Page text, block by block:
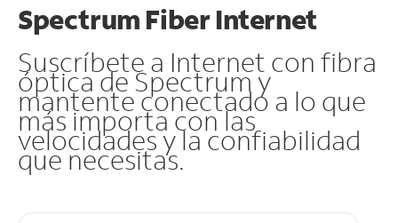
Spectrum Fiber Internet
Suscríbete a Internet con fibra
óptica de Spectrum y
mantente conectado a lo que
más importa con las
velocidades y la confiabilidad
que necesitas.